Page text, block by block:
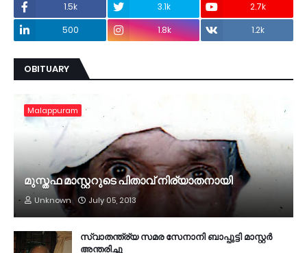
1.5k 3.1k
2.7k
500
1.8k 1.2k
OBITUARY
Malappuram
മുസ്തഫ മാസ്റ്ററുടെ പിതാവ് നിര്യാതനായി
Unknown July 05, 2013
സ്വാതന്ത്ര്യ സമര സേനാനി ബാപ്പുട്ടി മാസ്റ്റര്‍
അന്തരിച്ചു